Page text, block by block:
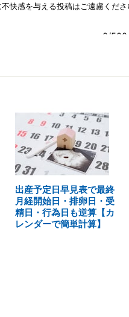
出産予定日早見表で最終
月経開始日・排卵日・受
精日・行為日も逆算【カ
レンダーで簡単計算】